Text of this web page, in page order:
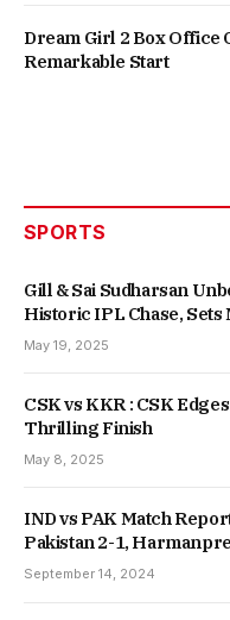
Dream Girl 2 Box Office
Remarkable Start
SPORTS
Gill & Sai Sudharsan
Historic IPL Chase,
Records
May 19, 2025
CSK vs KKR : CSK
Thrilling Finish
May 8, 2025
IND vs PAK Match
Pakistan 2-1,
Secures Fifth
September 14, 2024